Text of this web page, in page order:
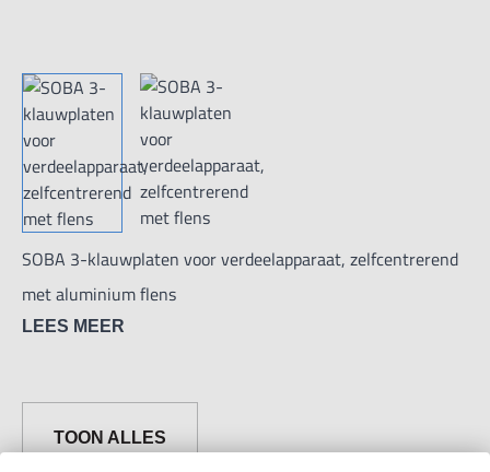
SOBA 3-klauwplaten voor verdeelapparaat, zelfcentrerend
met aluminium flens
LEES MEER
TOON ALLES